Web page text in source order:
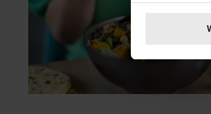
Uw
toestemming
We gebruiken
media,